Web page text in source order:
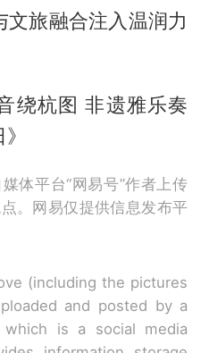
旅融合注入温润力
绕杭图 非遗雅乐奏
体平台“网易号”作者上传
。网易仅提供信息发布平
(including the pictures
and posted by a
is a social media